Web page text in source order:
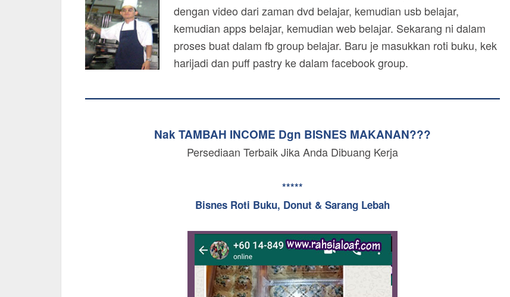
dengan video dari zaman dvd belajar, kemudian usb belajar,
kemudian apps belajar, kemudian web belajar. Sekarang ni dalam
proses buat dalam fb group belajar. Baru je masukkan roti buku, kek
harijadi dan puff pastry ke dalam facebook group.
Nak TAMBAH INCOME Dgn BISNES MAKANAN???
Persediaan Terbaik Jika Anda Dibuang Kerja
*****
Bisnes Roti Buku, Donut & Sarang Lebah